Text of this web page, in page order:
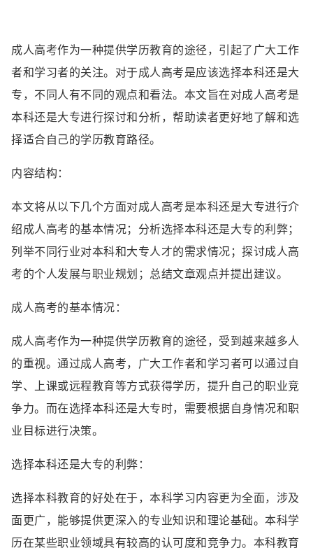
成人高考作为一种提供学历教育的途径，引起了广大工作
者和学习者的关注。对于成人高考是应该选择本科还是大
专，不同人有不同的观点和看法。本文旨在对成人高考是
本科还是大专进行探讨和分析，帮助读者更好地了解和选
择适合自己的学历教育路径。
内容结构：
本文将从以下几个方面对成人高考是本科还是大专进行介
绍成人高考的基本情况；分析选择本科还是大专的利弊；
列举不同行业对本科和大专人才的需求情况；探讨成人高
考的个人发展与职业规划；总结文章观点并提出建议。
成人高考的基本情况：
成人高考作为一种提供学历教育的途径，受到越来越多人
的重视。通过成人高考，广大工作者和学习者可以通过自
学、上课或远程教育等方式获得学历，提升自己的职业竞
争力。而在选择本科还是大专时，需要根据自身情况和职
业目标进行决策。
选择本科还是大专的利弊：
选择本科教育的好处在于，本科学习内容更为全面，涉及
面更广，能够提供更深入的专业知识和理论基础。本科学
历在某些职业领域具有较高的认可度和竞争力。本科教育